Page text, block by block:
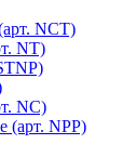
NCT)
NT)
NC)
(арт. NPP)